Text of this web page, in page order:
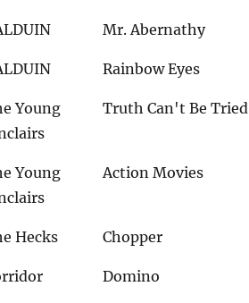
Mr. Abernathy
Rainbow Eyes
Young
Truth Can't Be Tried
Young
Action Movies
Hecks Chopper
Domino